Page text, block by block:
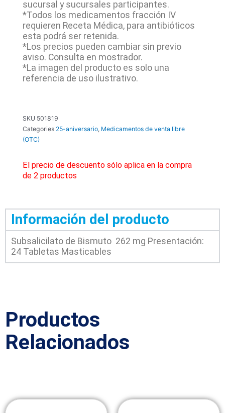
sucursal y sucursales participantes.
*Todos los medicamentos fracción IV
requieren Receta Médica, para antibióticos
esta podrá ser retenida.
*Los precios pueden cambiar sin previo
aviso. Consulta en mostrador.
*La imagen del producto es solo una
referencia de uso ilustrativo.
SKU 501819
Categories 25-aniversario, Medicamentos de venta libre
(OTC)
El precio de descuento sólo aplica en la compra
de 2 productos
Información del producto
Subsalicilato de Bismuto 262 mg Presentación:
24 Tabletas Masticables
Productos
Relacionados